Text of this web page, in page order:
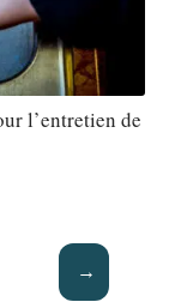
l’entretien de